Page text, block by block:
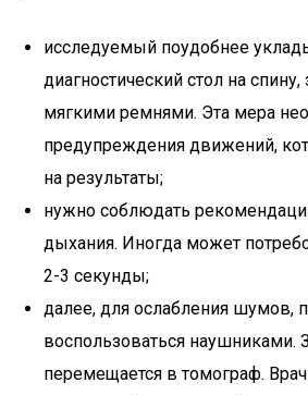
исследуемый поудобнее
диагностический стол на
мягкими ремнями. Эта мера
предупреждения движений,
на результаты;
нужно соблюдать
дыхания. Иногда может
2-3 секунды;
далее, для ослабления шумов,
воспользоваться наушниками.
перемещается в томограф.